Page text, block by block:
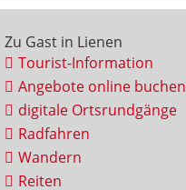
Zu Gast in Lienen
Tourist-Information
Angebote online buchen
digitale Ortsrundgänge
Radfahren
Wandern
Reiten